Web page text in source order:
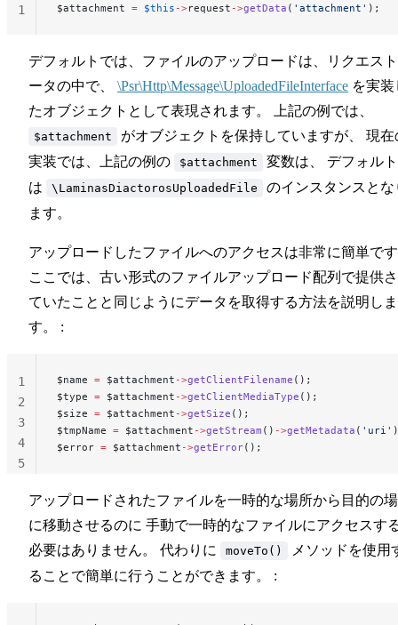
$attachment = $this ->request ->getData ( 'attachment' );
1
デフォルトでは、ファイルのアップロードは、リクエス
ータの中で、 \Psr\Http\Message\UploadedFileInterface を実装
たオブジェクトとして表現されます。 上記の例では、
$attachment
がオブジェクトを保持していますが、 現在
実装では、上記の例の
$attachment
変数は、 デフォル
は
\LaminasDiactorosUploadedFile
のインスタンスとな
ます。
アップロードしたファイルへのアクセスは非常に簡単で
ここでは、古い形式のファイルアップロード配列で提供
ていたことと同じようにデータを取得する方法を説明しま
す。 :
$name = $attachment ->getClientFilename ();
$type = $attachment ->getClientMediaType ();
$size = $attachment ->getSize ();
$tmpName = $attachment ->getStream () ->getMetadata ( 'uri'
$error = $attachment ->getError();
1
2
3
4
5
アップロードされたファイルを一時的な場所から目的の
に移動させるのに 手動で一時的なファイルにアクセスす
必要はありません。 代わりに
moveTo()
メソッドを使用
ることで簡単に行うことができます。 :